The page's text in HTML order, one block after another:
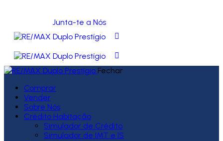
Junta-te a Nós
Fechar
Comprar
Vender
Sobre Nós
Crédito Habitação
Simulador de Crédito
Simulador de IMT e IS